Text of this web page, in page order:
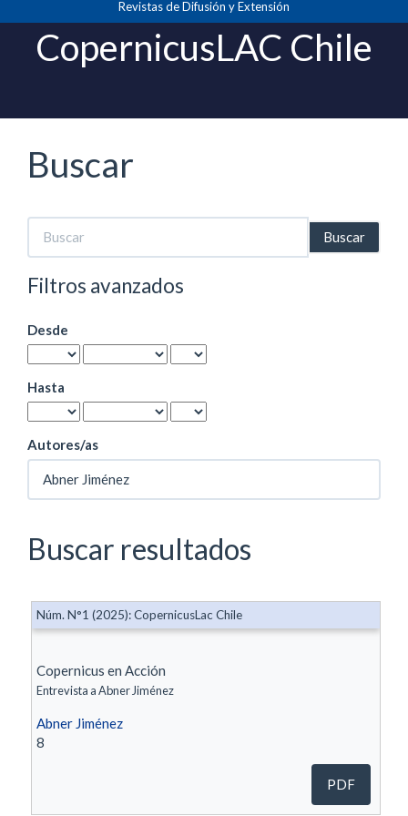
principal
Contenido
principal
Revistas de Difusión y Extensión
CopernicusLAC Chile
Buscar
Buscar
artículos
por
Filtros avanzados
Desde
Hasta
Autores/as
Buscar resultados
Copernicus en Acción
Entrevista a Abner Jiménez
Abner Jiménez
8
Núm. N°1 (2025): CopernicusLac Chile
PDF